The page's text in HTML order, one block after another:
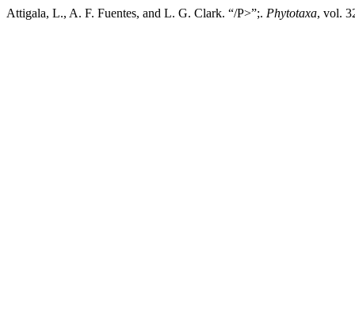
Attigala, L., A. F. Fuentes, and L. G. Clark. “/P>”;. Phytotaxa, vol.